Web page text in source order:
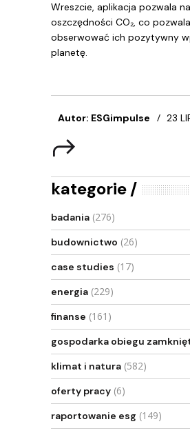
Wreszcie, aplikacja pozwala
oszczędności CO₂, co
obserwować ich pozytywny
planetę.
Autor: ESGimpulse 23
kategorie
badania (276)
budownictwo (26)
case studies (17)
energia (229)
finanse (161)
gospodarka obiegu
klimat i natura (582)
oferty pracy (6)
raportowanie esg (149)